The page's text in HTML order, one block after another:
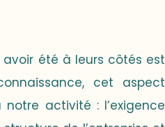
été à leurs côtés est
cet aspect
activité : l’exigence